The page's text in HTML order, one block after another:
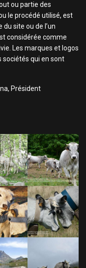
ou partie des
le procédé utilisé, est
site ou de l’un
considérée comme
Les marques et logos
sociétés qui en sont
Président